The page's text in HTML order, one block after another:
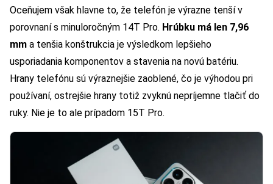
Oceňujem však hlavne to, že telefón je výrazne tenší v
porovnaní s minuloročným 14T Pro. Hrúbku má len 7,96
mm a tenšia konštrukcia je výsledkom lepšieho
usporiadania komponentov a stavenia na novú batériu.
Hrany telefónu sú výraznejšie zaoblené, čo je výhodou pri
používaní, ostrejšie hrany totiž zvyknú nepríjemne tlačiť do
ruky. Nie je to ale prípadom 15T Pro.